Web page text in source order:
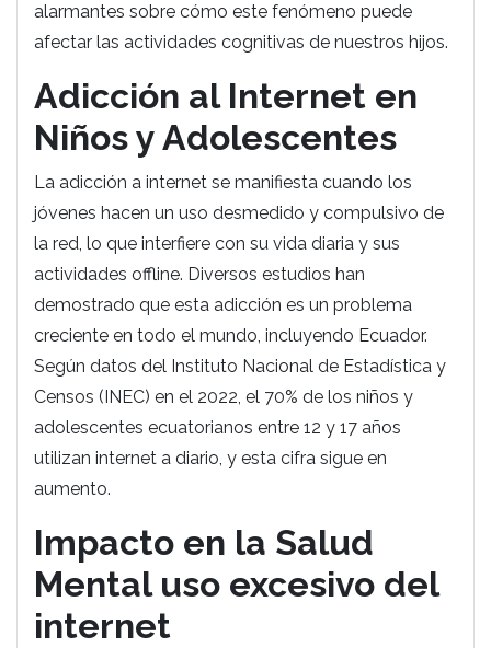
alarmantes sobre cómo este fenómeno puede
afectar las actividades cognitivas de nuestros hijos.
Adicción al Internet en
Niños y Adolescentes
La adicción a internet se manifiesta cuando los
jóvenes hacen un uso desmedido y compulsivo de
la red, lo que interfiere con su vida diaria y sus
actividades offline. Diversos estudios han
demostrado que esta adicción es un problema
creciente en todo el mundo, incluyendo Ecuador.
Según datos del Instituto Nacional de Estadística y
Censos (INEC) en el 2022, el 70% de los niños y
adolescentes ecuatorianos entre 12 y 17 años
utilizan internet a diario, y esta cifra sigue en
aumento.
Impacto en la Salud
Mental uso excesivo del
internet